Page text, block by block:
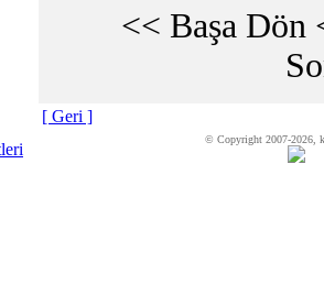
<< Başa Dön
[ Geri ]
© Copyright 2007-2026,